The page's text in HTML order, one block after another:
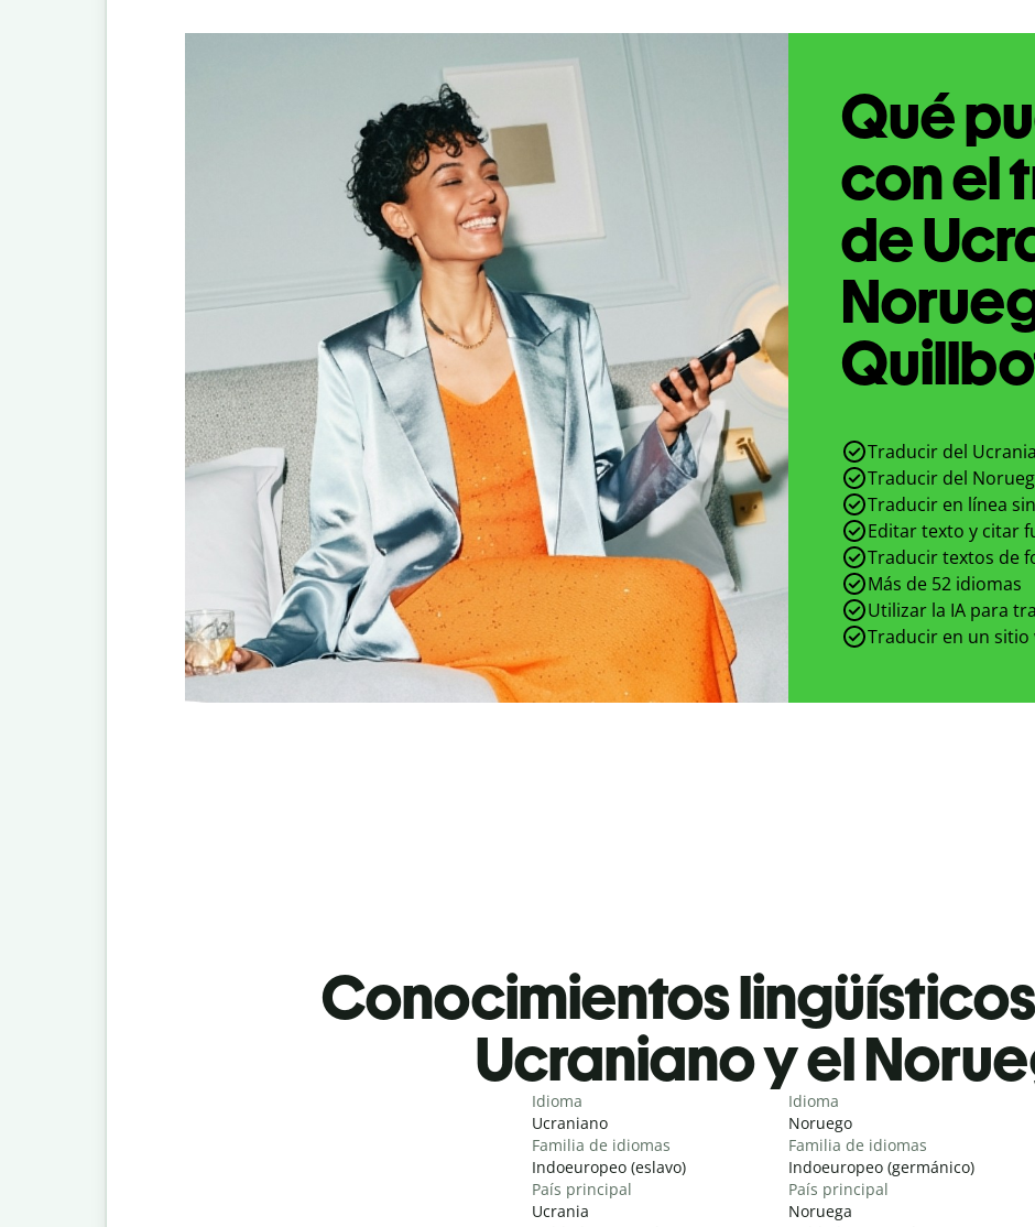
Qué
con el
de
Traducir del
Traducir del
Traducir en línea
Editar texto y citar
Traducir textos de
Más de 52 idiomas
Utilizar la IA para
Traducir en un
Conocimientos
Ucraniano y el
Idioma
Ucraniano
Familia de idiomas
Indoeuropeo (eslavo)
País principal
Ucrania
Idioma
Noruego
Familia de idiomas
Indoeuropeo (germánico)
País principal
Noruega